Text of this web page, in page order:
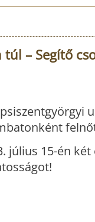
– Segítő
július 15-én